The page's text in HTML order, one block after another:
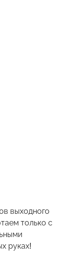
выходного
только с
руках!